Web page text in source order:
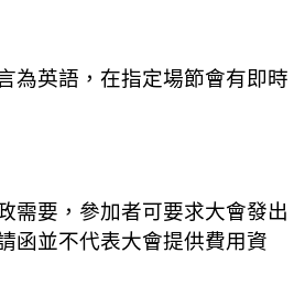
為英語，在指定場節會有即時
需要，參加者可要求大會發出
函並不代表大會提供費用資